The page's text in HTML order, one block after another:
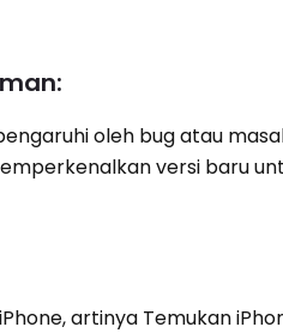
oleh bug atau
versi baru
artinya Temukan